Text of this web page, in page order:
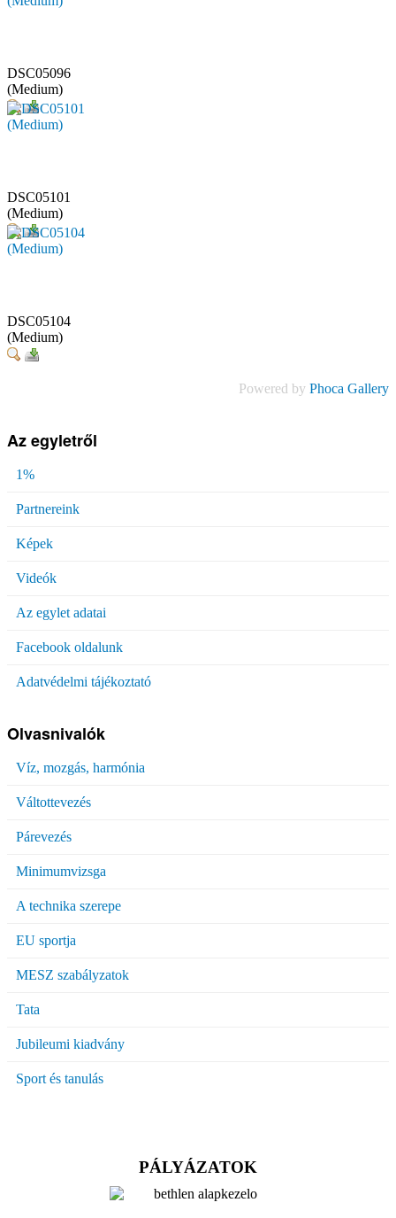
DSC05096
(Medium)
DSC05101
(Medium)
DSC05104
(Medium)
Powered by Phoca Gallery
Az egyletről
1%
Partnereink
Képek
Videók
Az egylet adatai
Facebook oldalunk
Adatvédelmi tájékoztató
Olvasnivalók
Víz, mozgás, harmónia
Váltottevezés
Párevezés
Minimumvizsga
A technika szerepe
EU sportja
MESZ szabályzatok
Tata
Jubileumi kiadvány
Sport és tanulás
PÁLYÁZATOK